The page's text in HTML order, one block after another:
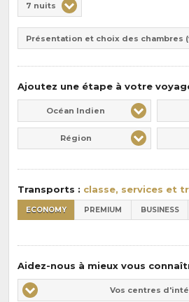
de
pension
:
Durée
7 nuits
Présentation et choix des chambres
Ajoutez une étape à votre
Océan Indien
Région
Transports : classe, services et
ECONOMY PREMIUM BUSINESS
Aidez-nous à mieux vous
Vos
Vos centres